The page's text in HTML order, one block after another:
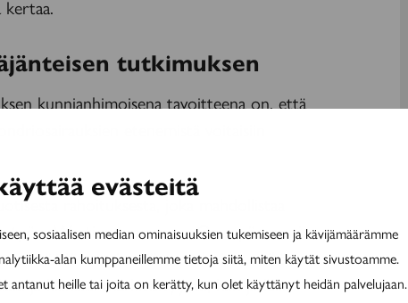
evästeitä
sosiaalisen median ominaisuuksien tukemiseen ja kävijämäärämme
alan kumppaneillemme tietoja siitä, miten käytät sivustoamme.
heille tai joita on kerätty, kun olet käyttänyt heidän palvelujaan.
tutkimuksen
kunnianhimoisena tavoitteena on, että
rahoituksesta, joka mahdollistaa
työn, Wartiovaara sanoo. On myös suuri
säätiön ensimmäinen rahoitus, mikä
ja kliinistä merkittävyyttä, hän jatkaa.